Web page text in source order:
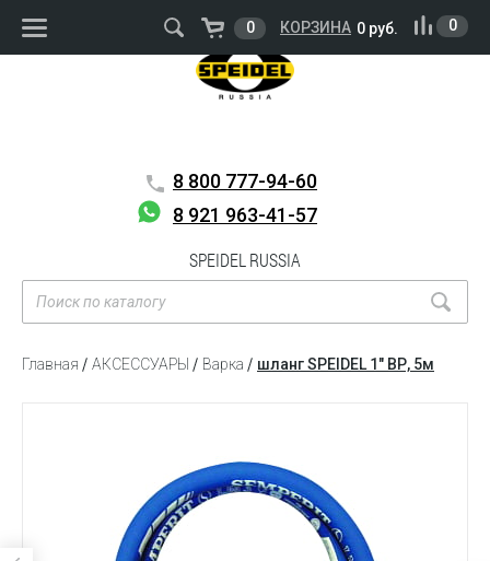
ВОЙТИ РЕГИСТРАЦИЯ
8 800 777-94-60
8 921 963-41-57
SPEIDEL RUSSIA
0 КОРЗИНА 0 руб. 0
Главная АКСЕССУАРЫ Варка шланг SPEIDEL 1″ ВР, 5м